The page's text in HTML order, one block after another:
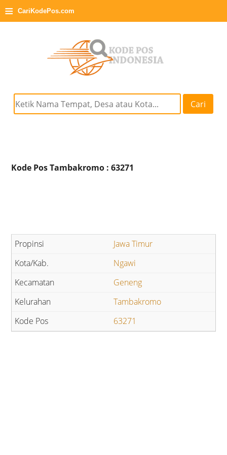
≡ CariKodePos.com
Cari
Kode Pos Tambakromo : 63271
Jawa Timur
Ngawi
Geneng
Tambakromo
63271